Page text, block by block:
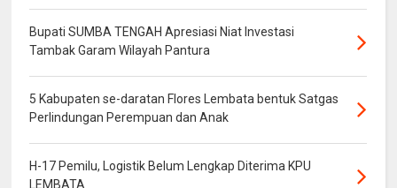
Bupati SUMBA TENGAH Apresiasi Niat Investasi
Tambak Garam Wilayah Pantura
5 Kabupaten se-daratan Flores Lembata bentuk Satgas
Perlindungan Perempuan dan Anak
H-17 Pemilu, Logistik Belum Lengkap Diterima KPU
LEMBATA